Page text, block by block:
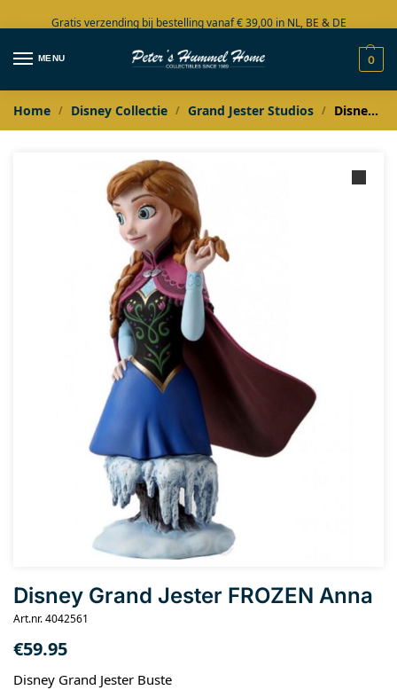
Gratis verzending bij bestelling vanaf € 39,00 in NL, BE & DE
Grote collectie in voorraad
MENU 0
Home / Disney Collectie / Grand Jester Studios / Disney Grand Jester FROZEN Anna
Disney Grand Jester FROZEN Anna
Art.nr. 4042561
€59.95
Disney Grand Jester Buste